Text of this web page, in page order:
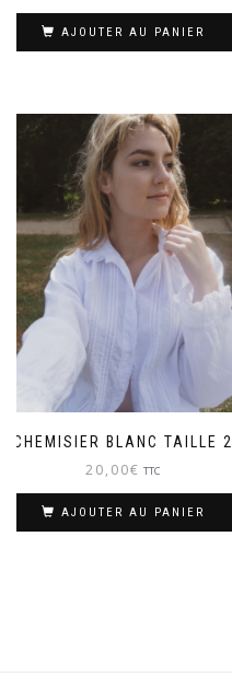
AJOUTER AU PANIER
CHEMISIER BLANC TAILLE 2
20,00€ TTC
AJOUTER AU PANIER